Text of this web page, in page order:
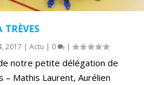
2017 |Actu | 0 |
notre petite délégation de
– Mathis Laurent, Aurélien